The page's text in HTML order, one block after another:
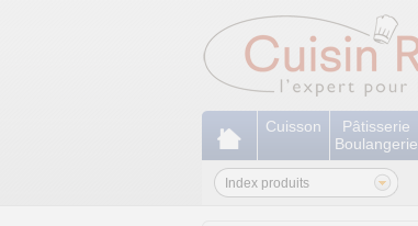
Cuisson
Pâtisserie
Boulangerie
Index produits